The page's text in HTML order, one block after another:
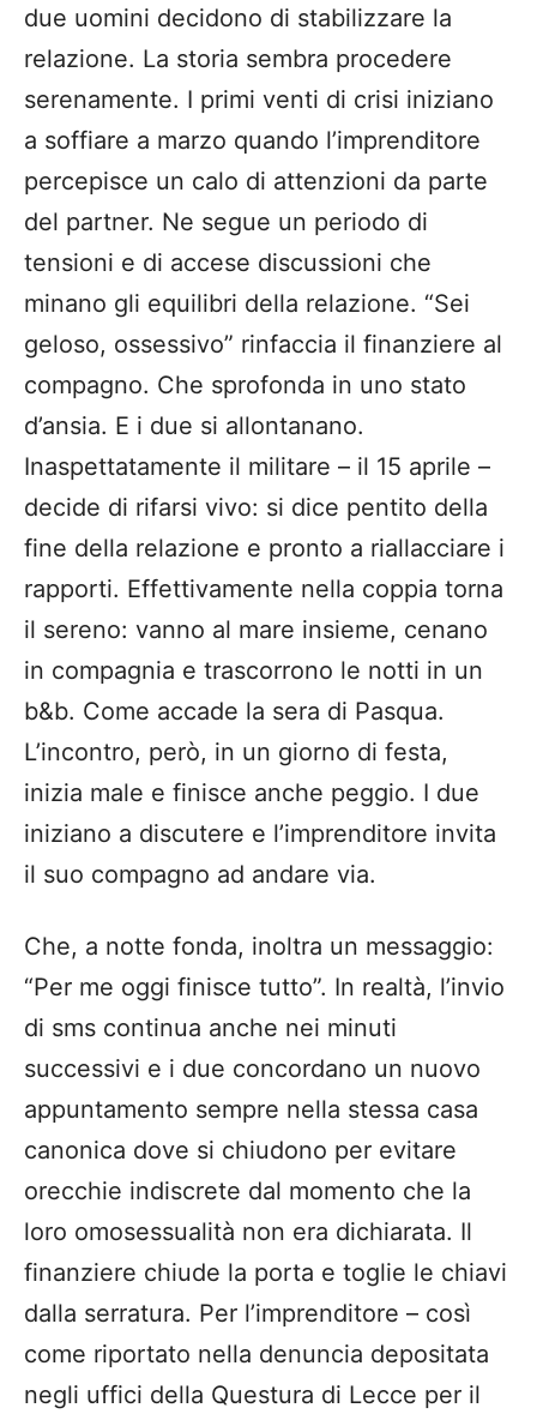
due uomini decidono di stabilizzare la
relazione. La storia sembra procedere
serenamente. I primi venti di crisi iniziano
a soffiare a marzo quando l’imprenditore
percepisce un calo di attenzioni da parte
del partner. Ne segue un periodo di
tensioni e di accese discussioni che
minano gli equilibri della relazione. “Sei
geloso, ossessivo” rinfaccia il finanziere al
compagno. Che sprofonda in uno stato
d’ansia. E i due si allontanano.
Inaspettatamente il militare – il 15 aprile –
decide di rifarsi vivo: si dice pentito della
fine della relazione e pronto a riallacciare i
rapporti. Effettivamente nella coppia torna
il sereno: vanno al mare insieme, cenano
in compagnia e trascorrono le notti in un
b&b. Come accade la sera di Pasqua.
L’incontro, però, in un giorno di festa,
inizia male e finisce anche peggio. I due
iniziano a discutere e l’imprenditore invita
il suo compagno ad andare via.
Che, a notte fonda, inoltra un messaggio:
“Per me oggi finisce tutto”. In realtà, l’invio
di sms continua anche nei minuti
successivi e i due concordano un nuovo
appuntamento sempre nella stessa casa
canonica dove si chiudono per evitare
orecchie indiscrete dal momento che la
loro omosessualità non era dichiarata. Il
finanziere chiude la porta e toglie le chiavi
dalla serratura. Per l’imprenditore – così
come riportato nella denuncia depositata
negli uffici della Questura di Lecce per il